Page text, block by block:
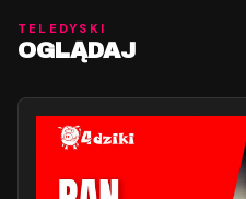
TELEDYSKI
OGLĄDAJ